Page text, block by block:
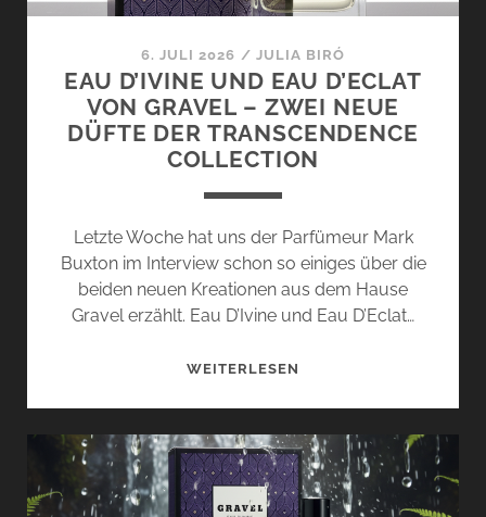
6. JULI 2026 / JULIA BIRÓ
EAU D’IVINE UND EAU D’ECLAT
VON GRAVEL – ZWEI NEUE
DÜFTE DER TRANSCENDENCE
COLLECTION
Letzte Woche hat uns der Parfümeur Mark
Buxton im Interview schon so einiges über die
beiden neuen Kreationen aus dem Hause
Gravel erzählt. Eau D’Ivine und Eau D’Eclat…
WEITERLESEN
EAU
D’ECLAT
VON